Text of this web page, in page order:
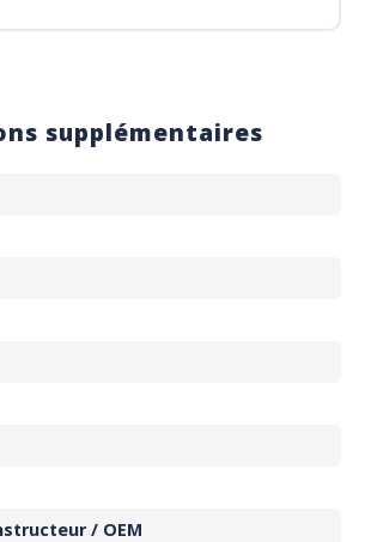
supplémentaires
/ OEM